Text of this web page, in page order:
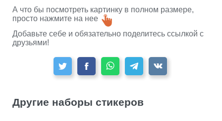
А что бы посмотреть картинку в полном размере,
просто нажмите на нее
Добавьте себе и обязательно поделитесь ссылкой с
друзьями!
Другие наборы стикеров